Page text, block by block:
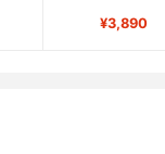
¥3,890